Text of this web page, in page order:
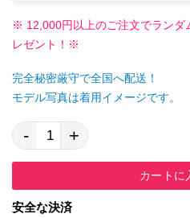
※ 12,000円以上のご注文でランダ
レゼント！※
完全秘密厳守で全国へ配送！
モデル写真は着用イメージです。
- +
カートに
安全な決済